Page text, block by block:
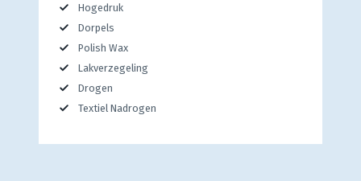
Hogedruk
Dorpels
Polish Wax
Lakverzegeling
Drogen
Textiel Nadrogen